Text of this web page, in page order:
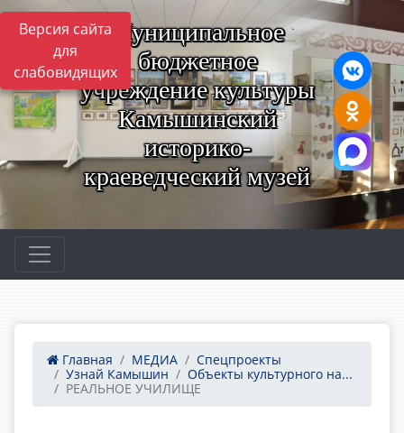
Версия сайта
для
слабовидящих
Муниципальное
бюджетное
учреждение культуры
Камышинский
историко-
краеведческий музей
Главная МЕДИА
Спецпроекты
Узнай Камышин
Объекты культурного на...
РЕАЛЬНОЕ УЧИЛИЩЕ